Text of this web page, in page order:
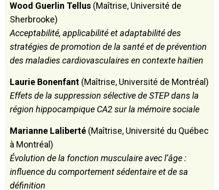
Wood Guerlin Tellus (Maîtrise, Université de
Sherbrooke)
Acceptabilité, applicabilité et adaptabilité des
stratégies de promotion de la santé et de prévention
des maladies cardiovasculaires en contexte haïtien
Laurie Bonenfant (Maîtrise, Université de Montréal)
Effets de la suppression sélective de STEP dans la
région hippocampique CA2 sur la mémoire sociale
Marianne Laliberté (Maîtrise, Université du Québec
à Montréal)
Évolution de la fonction musculaire avec l’âge :
influence du comportement sédentaire et de sa
définition